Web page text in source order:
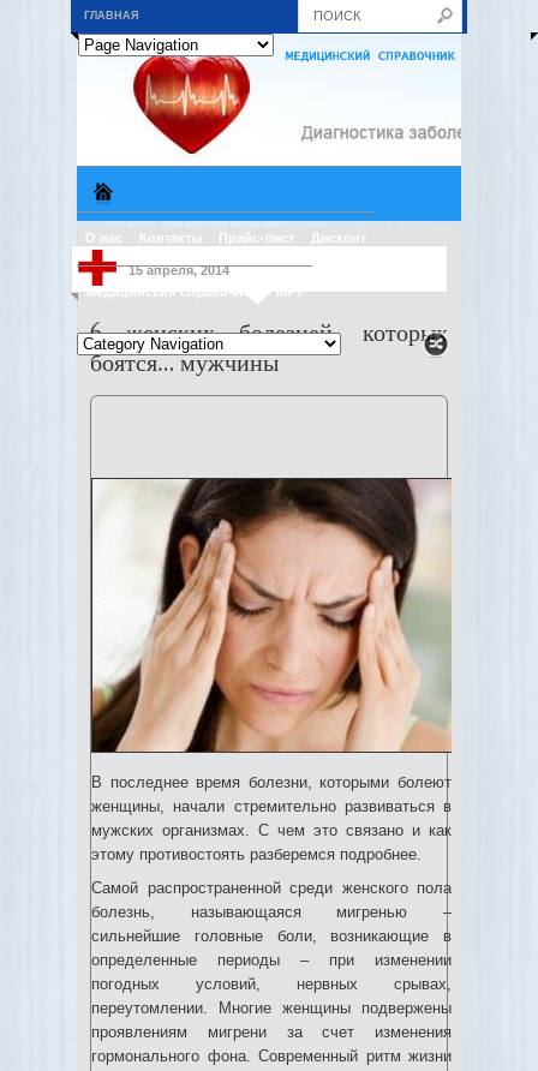
ГЛАВНАЯ
О нас Контакты Прайс-лист Дисконт
Медицинский справочник МРТ
15 апреля, 2014
6 женских болезней, которых
боятся… мужчины
В последнее время болезни, которыми болеют
женщины, начали стремительно развиваться в
мужских организмах. С чем это связано и как
этому противостоять разберемся подробнее.
Самой распространенной среди женского пола
болезнь, называющаяся мигренью –
сильнейшие головные боли, возникающие в
определенные периоды – при изменении
погодных условий, нервных срывах,
переутомлении. Многие женщины подвержены
проявлениям мигрени за счет изменения
гормонального фона. Современный ритм жизни